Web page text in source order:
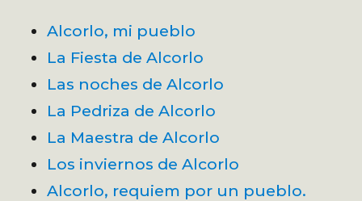
Alcorlo, mi pueblo
La Fiesta de Alcorlo
Las noches de Alcorlo
La Pedriza de Alcorlo
La Maestra de Alcorlo
Los inviernos de Alcorlo
Alcorlo, requiem por un pueblo.